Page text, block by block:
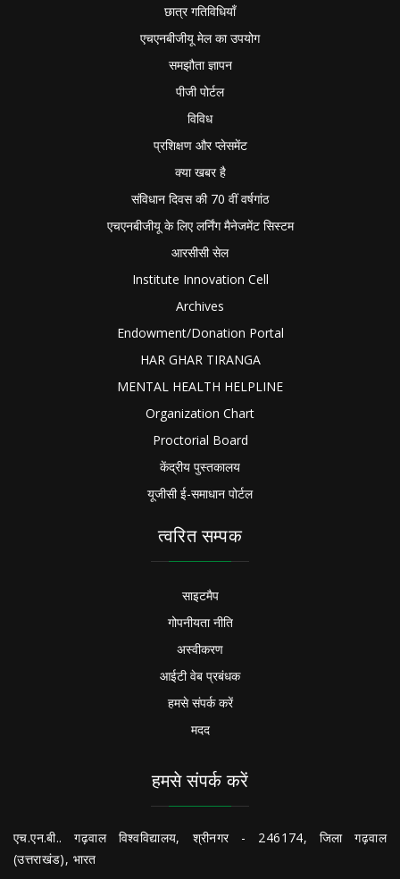
छात्र गतिविधियाँ
एचएनबीजीयू मेल का उपयोग
समझौता ज्ञापन
पीजी पोर्टल
विविध
प्रशिक्षण और प्लेसमेंट
क्या खबर है
संविधान दिवस की 70 वीं वर्षगांठ
एचएनबीजीयू के लिए लर्निंग मैनेजमेंट सिस्टम
आरसीसी सेल
Institute Innovation Cell
Archives
Endowment/Donation Portal
HAR GHAR TIRANGA
MENTAL HEALTH HELPLINE
Organization Chart
Proctorial Board
केंद्रीय पुस्तकालय
यूजीसी ई-समाधान पोर्टल
त्वरित सम्पक
साइटमैप
गोपनीयता नीति
अस्वीकरण
आईटी वेब प्रबंधक
हमसे संपर्क करें
मदद
हमसे संपर्क करें
एच.एन.बी.. गढ़वाल विश्वविद्यालय, श्रीनगर - 246174, जिला गढ़वाल
(उत्तराखंड), भारत